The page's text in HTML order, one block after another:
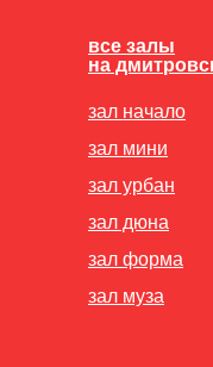
зал начало
зал мини
зал урбан
зал дюна
зал форма
зал муза
все залы
на